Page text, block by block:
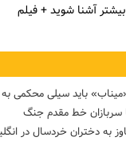
آشنا شوید + فیلم
باید سیلی محکمی
سربازان خط مقدم جنگ
به دختران خردسال در